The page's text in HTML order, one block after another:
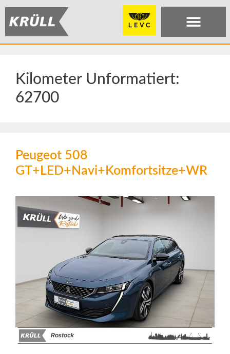
Kilometer Unformatiert:
62700
Peugeot 508
GT+LED+Navi+Komfortsitze+WR